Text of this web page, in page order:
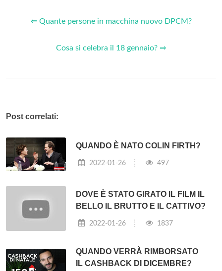
⇐ Quante persone in macchina nuovo DPCM?
Cosa si celebra il 18 gennaio? ⇒
Post correlati:
QUANDO È NATO COLIN FIRTH?
2022-01-26 497
DOVE È STATO GIRATO IL FILM IL
BELLO IL BRUTTO E IL CATTIVO?
2022-01-26 1837
QUANDO VERRÀ RIMBORSATO
IL CASHBACK DI DICEMBRE?